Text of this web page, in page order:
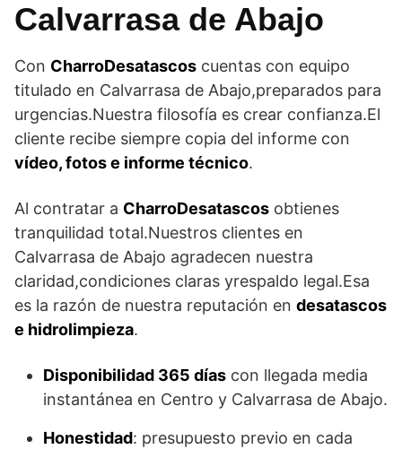
Calvarrasa de Abajo
Con CharroDesatascos cuentas con equipo
titulado en Calvarrasa de Abajo,preparados para
urgencias.Nuestra filosofía es crear confianza.El
cliente recibe siempre copia del informe con
vídeo, fotos e informe técnico.
Al contratar a CharroDesatascos obtienes
tranquilidad total.Nuestros clientes en
Calvarrasa de Abajo agradecen nuestra
claridad,condiciones claras yrespaldo legal.Esa
es la razón de nuestra reputación en desatascos
e hidrolimpieza.
Disponibilidad 365 días con llegada media
instantánea en Centro y Calvarrasa de Abajo.
Honestidad: presupuesto previo en cada